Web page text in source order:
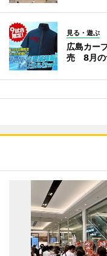
見る・遊ぶ
広島カー
売 8月の